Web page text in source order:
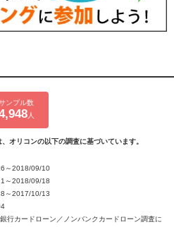
ンプル数
人
オリコンの以下の調査に基づいています。
～2018/09/10
～2018/09/18
～2017/10/13
行カードローン／ノンバンクカードローン調査に